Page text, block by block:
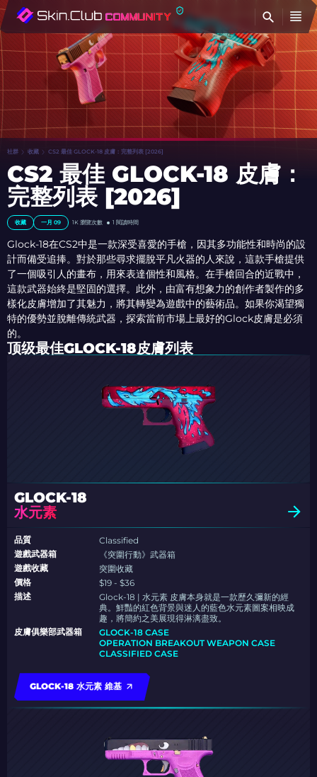
社群 收藏 CS2 最佳 GLOCK-18 皮膚：完整列表 [2026]
CS2 最佳 GLOCK-18 皮膚：
完整列表 [2026]
收藏 一月 09 1K 瀏覽次數 1 閱讀時間
Glock-18在CS2中是一款深受喜愛的手槍，因其多功能性和時尚的設
計而備受追捧。對於那些尋求擺脫平凡火器的人來說，這款手槍提供
了一個吸引人的畫布，用來表達個性和風格。在手槍回合的近戰中，
這款武器始終是堅固的選擇。此外，由富有想象力的創作者製作的多
樣化皮膚增加了其魅力，將其轉變為遊戲中的藝術品。如果你渴望獨
特的優勢並脫離傳統武器，探索當前市場上最好的Glock皮膚是必須
的。
顶级最佳GLOCK-18皮膚列表
GLOCK-18
水元素
品質
Classified
遊戲武器箱
《突圍行動》武器箱
遊戲收藏
突圍收藏
價格
$19 - $36
描述
Glock-18 | 水元素 皮膚本身就是一款歷久彌新的經
典。鮮豔的紅色背景與迷人的藍色水元素圖案相映成
趣，將簡約之美展現得淋漓盡致。
皮膚俱樂部武器箱
GLOCK-18 CASE
OPERATION BREAKOUT WEAPON CASE
CLASSIFIED CASE
GLOCK-18 水元素 維基